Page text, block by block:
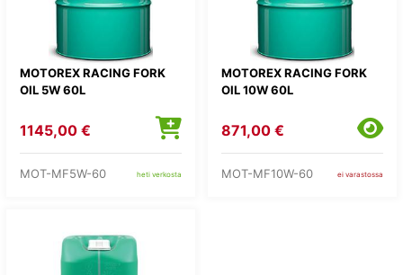
MOTOREX RACING FORK
OIL 5W 60L
1145,00 €
MOT-MF5W-60 heti verkosta
MOTOREX RACING FORK
OIL 10W 60L
871,00 €
MOT-MF10W-60 ei varastossa